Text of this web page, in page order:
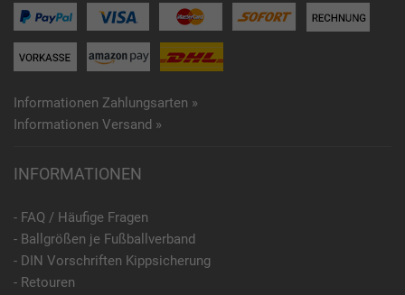
Informationen Zahlungsarten »
Informationen Versand »
INFORMATIONEN
- FAQ / Häufige Fragen
- Ballgrößen je Fußballverband
- DIN Vorschriften Kippsicherung
- Retouren